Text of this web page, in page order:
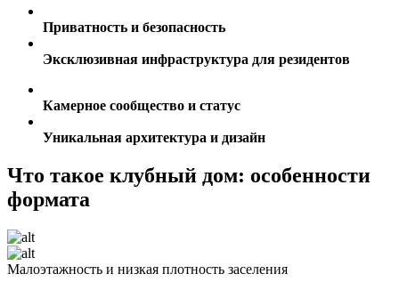
Приватность и безопасность
Эксклюзивная инфраструктура для резидентов
Камерное сообщество и статус
Уникальная архитектура и дизайн
Что такое клубный дом: особенности
формата
Малоэтажность и низкая плотность заселения